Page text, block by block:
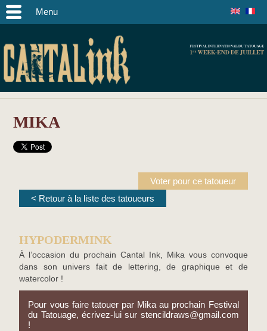
Menu
MIKA
Voter pour ce tatoueur
< Retour à la liste des tatoueurs
HYPODERMINK
À l’occasion du prochain Cantal Ink, Mika vous convoque
dans son univers fait de lettering, de graphique et de
watercolor !
Pour vous faire tatouer par Mika au prochain Festival
du Tatouage, écrivez-lui sur stencildraws@gmail.com
!